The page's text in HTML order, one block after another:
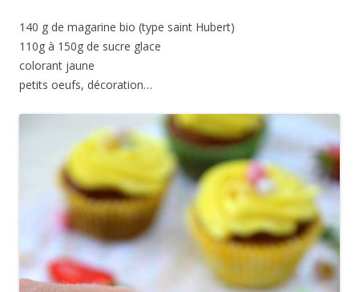
140 g de magarine bio (type saint Hubert)
110g à 150g de sucre glace
colorant jaune
petits oeufs, décoration…